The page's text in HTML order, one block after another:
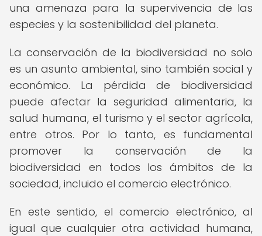
una amenaza para la supervivencia de las
especies y la sostenibilidad del planeta.
La conservación de la biodiversidad no solo
es un asunto ambiental, sino también social y
económico. La pérdida de biodiversidad
puede afectar la seguridad alimentaria, la
salud humana, el turismo y el sector agrícola,
entre otros. Por lo tanto, es fundamental
promover la conservación de la
biodiversidad en todos los ámbitos de la
sociedad, incluido el comercio electrónico.
En este sentido, el comercio electrónico, al
igual que cualquier otra actividad humana,